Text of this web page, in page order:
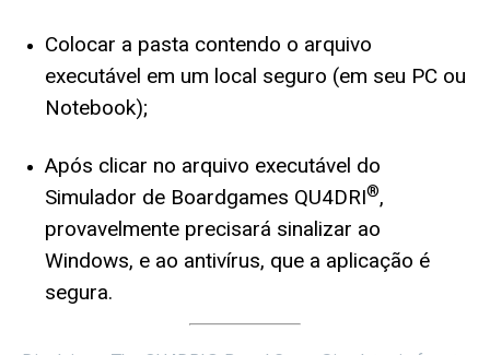
Colocar a pasta contendo o arquivo
executável em um local seguro (em seu PC ou
Notebook);
Após clicar no arquivo executável do
Simulador de Boardgames QU4DRI®,
provavelmente precisará sinalizar ao
Windows, e ao antivírus, que a aplicação é
segura.